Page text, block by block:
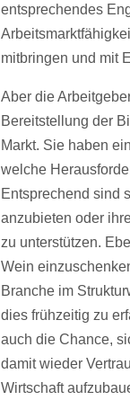
entsprechendes
mitbringen und mit
Aber die
Bereitstellung der
Markt. Sie haben
welche
Entsprechend sind
anzubieten oder
zu unterstützen.
Wein
Branche im
dies frühzeitig zu
auch die Chance,
damit wieder
Wirtschaft